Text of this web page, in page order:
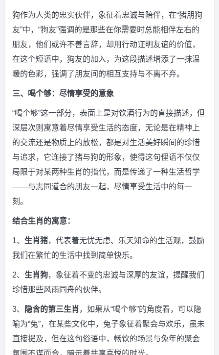
狗作为人类的忠实伙伴，象征着忠诚与陪伴，在“猪朋狗
友”中，“狗友”强调的是那些在你需要时总能相伴左右的
朋友，他们或许不善言辞，却用行动证明友谊的价值，
在这个短语中，狗友的加入，为这段描述增添了一抹温
暖的色彩，强调了朋友间的相互支持与不离不弃。
三、喝个够：尽情享受的意象
“喝个够”这一部分，表面上是对饮酒行为的直接描述，但
深层次则寓意着尽情享受生活的态度，无论是在精神上
的交流还是物质上的放松，都是对生活美好瞬间的珍惜
与追求，它连接了猪与狗的形象，使得这句俚语不仅仅
局限于对某两种生肖的指代，而是传递了一种生活哲学
——与志同道合的朋友一起，尽情享受生活中的每一
刻。
结合生肖的寓意：
1、 生肖猪，代表着无忧无虑、乐天知命的生活观，鼓励
我们在繁忙的生活中找到简单快乐。
2、 生肖狗，象征着不变的忠诚与深厚的友谊，提醒我们
珍惜那些风雨同舟的伙伴。
3、 隐含的第三生肖 ，如果从“喝个够”的角度看，可以隐
喻为“兔”，在某些文化中，兔子象征着聚会与欢乐，虽未
直接提及，但在这句俗语中，畅饮的场景与兔年的聚会
氛围不谋而合，暗示着共享喜悦的时光。